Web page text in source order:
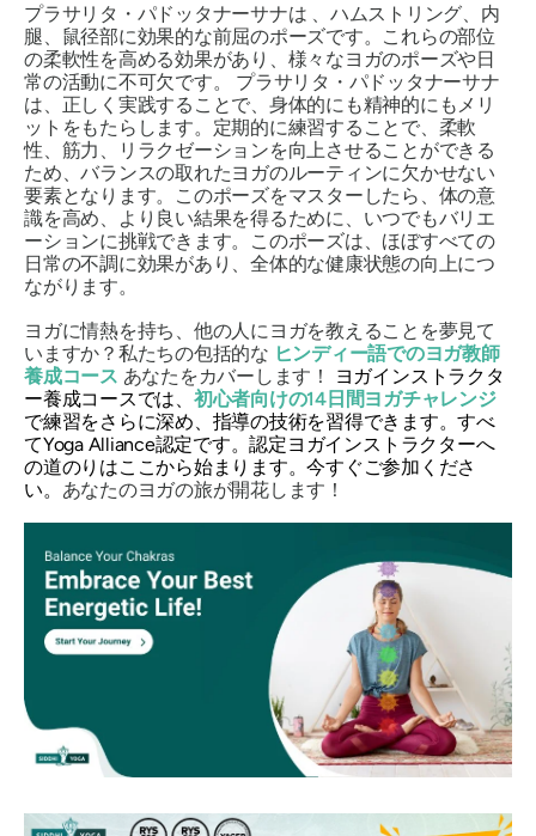
プラサリタ・パドッタナーサナは 、ハムストリング、内
腿、鼠径部に効果的な前屈のポーズです。これらの部位
の柔軟性を高める効果があり、様々なヨガのポーズや日
常の活動に不可欠です。 プラサリタ・パドッタナーサナ
は 、正しく実践することで、身体的にも精神的にもメリ
ットをもたらします。定期的に練習することで、柔軟
性、筋力、リラクゼーションを向上させることができる
ため、バランスの取れたヨガのルーティンに欠かせない
要素となります。このポーズをマスターしたら、体の意
識を高め、より良い結果を得るために、いつでもバリエ
ーションに挑戦できます。このポーズは、ほぼすべての
日常の不調に効果があり、全体的な健康状態の向上につ
ながります。
ヨガに情熱を持ち、他の人にヨガを教えることを夢見て
いますか？私たちの包括的な ヒンディー語でのヨガ教師
養成コース あなたをカバーします！
ヨガインストラクタ
ー養成コースでは、 初心者向けの14日間ヨガチャレンジ
で練習をさらに深め、指導の技術を習得できます。すべ
てYoga Alliance認定です。認定ヨガインストラクターへ
の道のりはここから始まります。今すぐご参加くださ
い。 あなたのヨガの旅が開花します！